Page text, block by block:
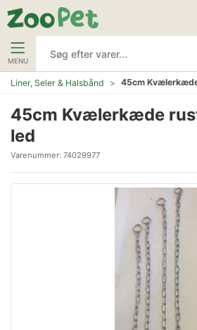
MENU
Liner, Seler & Halsbånd 45cm
45cm Kvælerkæde
led
Varenummer: 74029977